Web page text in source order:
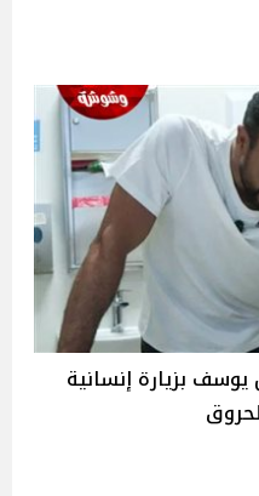
بزيارة إنسانية